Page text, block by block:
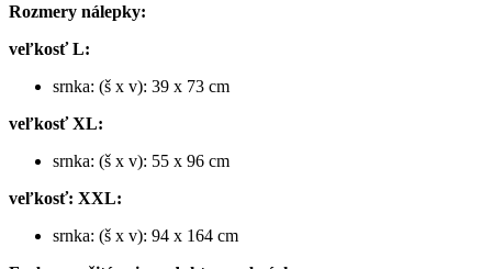
Rozmery nálepky:
veľkosť L:
srnka: (š x v): 39 x 73 cm
veľkosť XL:
srnka: (š x v): 55 x 96 cm
veľkosť: XXL:
srnka: (š x v): 94 x 164 cm